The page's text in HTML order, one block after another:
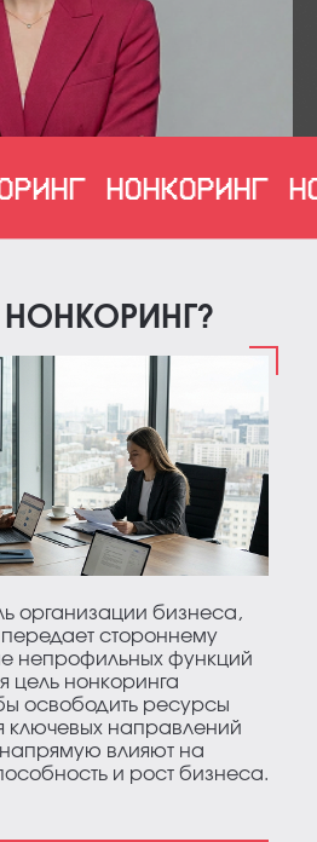
НОНКОРИНГ
НОНКОРИНГ?
организации бизнеса,
стороннему
непрофильных функций
цель нонкоринга
освободить ресурсы
ключевых направлений
напрямую влияют на
и рост бизнеса.